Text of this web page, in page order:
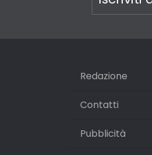
Redazione
Contatti
Pubblicità